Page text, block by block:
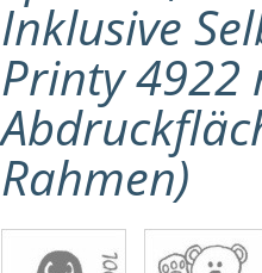
Inklusive
Printy 4922
Rahmen)